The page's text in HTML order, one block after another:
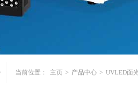
当前位置： 主页 > 产品中心 > UVLED面